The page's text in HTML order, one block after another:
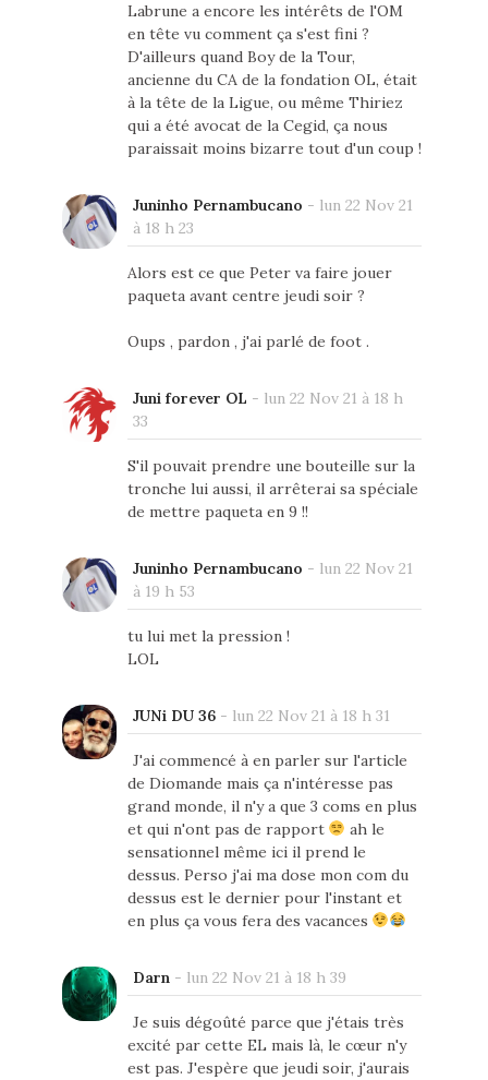
Labrune a encore les intérêts de l'OM
en tête vu comment ça s'est fini ?
D'ailleurs quand Boy de la Tour,
ancienne du CA de la fondation OL, était
à la tête de la Ligue, ou même Thiriez
qui a été avocat de la Cegid, ça nous
paraissait moins bizarre tout d'un coup !
Juninho Pernambucano - lun 22 Nov 21
à 18 h 23
Alors est ce que Peter va faire jouer
paqueta avant centre jeudi soir ?
Oups , pardon , j'ai parlé de foot .
Juni forever OL - lun 22 Nov 21 à 18 h
33
S'il pouvait prendre une bouteille sur la
tronche lui aussi, il arrêterai sa spéciale
de mettre paqueta en 9 !!
Juninho Pernambucano - lun 22 Nov 21
à 19 h 53
tu lui met la pression !
LOL
JUNi DU 36- lun 22 Nov 21 à 18 h 31
J'ai commencé à en parler sur l'article
de Diomande mais ça n'intéresse pas
grand monde, il n'y a que 3 coms en plus
et qui n'ont pas de rapport
ah le
sensationnel même ici il prend le
dessus. Perso j'ai ma dose mon com du
dessus est le dernier pour l'instant et
en plus ça vous fera des vacances
Darn- lun 22 Nov 21 à 18 h 39
Je suis dégoûté parce que j'étais très
excité par cette EL mais là, le cœur n'y
est pas. J'espère que jeudi soir, j'aurais